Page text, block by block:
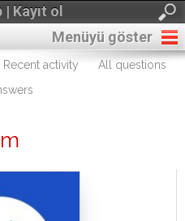
Kayıt ol
Menüyü göster
Recent activity
All questions